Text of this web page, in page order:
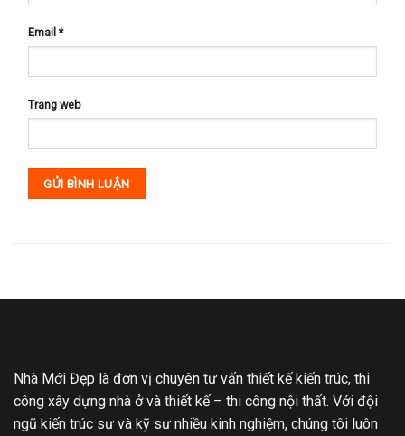
Email*
Trang web
Nhà Mới Đẹp là đơn vị chuyên tư vấn thiết kế kiến trúc, thi
công xây dựng nhà ở và thiết kế – thi công nội thất. Với đội
ngũ kiến trúc sư và kỹ sư nhiều kinh nghiệm, chúng tôi luôn